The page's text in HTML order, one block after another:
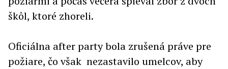
škôl, ktoré zhoreli.
Oficiálna after party bola zrušená práve pre
požiare, čo však nezastavilo umelcov, aby